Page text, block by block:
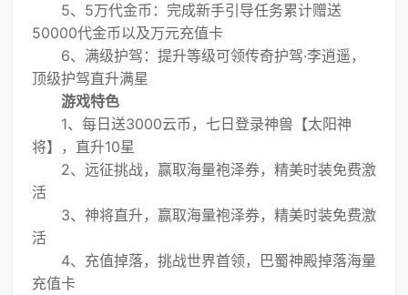
5、5万代金币：完成新手引导任务累计赠送
50000代金币以及万元充值卡
6、满级护驾：提升等级可领传奇护驾·李逍遥，
顶级护驾直升满星
游戏特色
1、每日送3000云币，七日登录神兽【太阳神
将】，直升10星
2、远征挑战，赢取海量袍泽券，精美时装免费激
活
3、神将直升，赢取海量袍泽券，精美时装免费激
活
4、充值掉落，挑战世界首领，巴蜀神殿掉落海量
充值卡